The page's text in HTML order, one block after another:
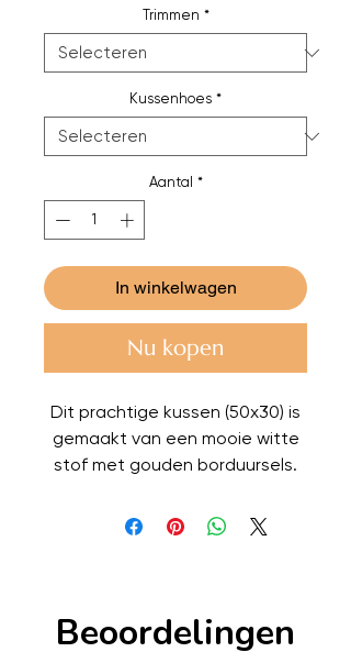
Trimmen *
Kussenhoes *
Aantal *
In winkelwagen
Nu kopen
Dit prachtige kussen (50x30) is
gemaakt van een mooie witte
stof met gouden borduursels.
gemaakt met een gouden
stof of een andere kleur stof.
Daarom maak ik deze kussens
Beoordelingen